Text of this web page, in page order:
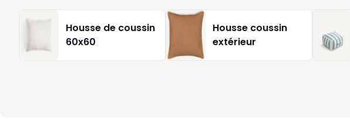
Housse de coussin
60x60
Housse coussin
extérieur